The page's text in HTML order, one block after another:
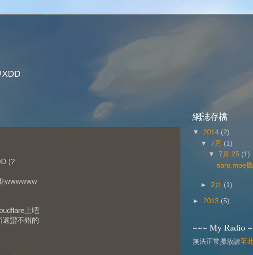
(?
wwwwww
上吧
還蠻不錯的
網誌存檔
▼ 2014 (2)
▼7月 (1)
▼7月 25 (1)
saru.moe
► 2月 (1)
► 2013 (5)
~~~ My Radio
無法正常撥放請至